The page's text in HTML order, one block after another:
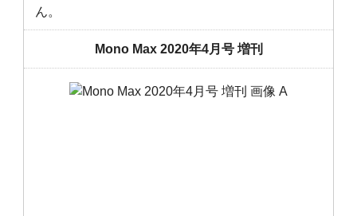
ん。
Mono Max 2020年4月号 増刊